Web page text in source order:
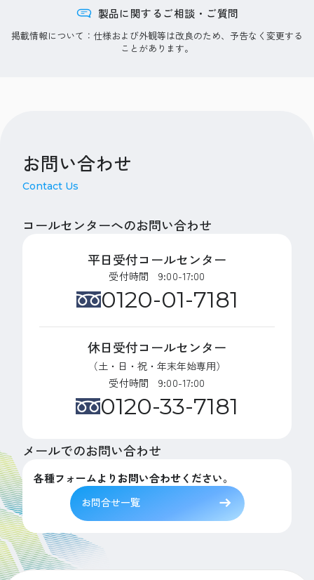
製品に関するご相談・ご質問
掲載情報について：仕様および外観等は改良のため、予告なく変更する
ことがあります。
お問い合わせ
Contact Us
コールセンターへのお問い合わせ
平日受付コールセンター
受付時間 9:00-17:00
0120-01-7181
休日受付コールセンター
（土・日・祝・年末年始専用）
受付時間 9:00-17:00
0120-33-7181
メールでのお問い合わせ
各種フォームよりお問い合わせください。
お問合せ一覧